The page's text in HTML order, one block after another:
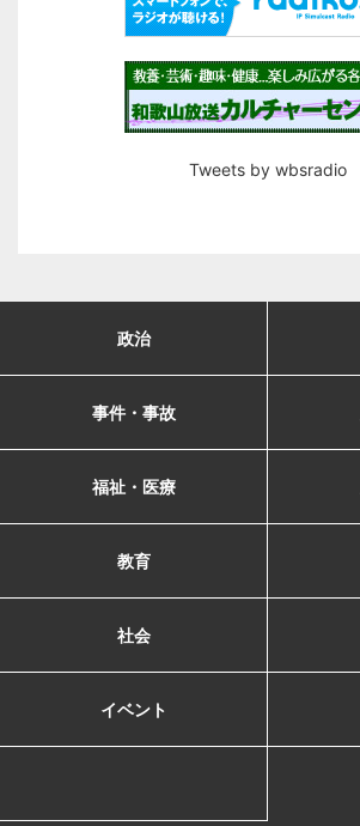
Tweets by wbsradio
政治
事件・事故
福祉・医療
教育
社会
イベント